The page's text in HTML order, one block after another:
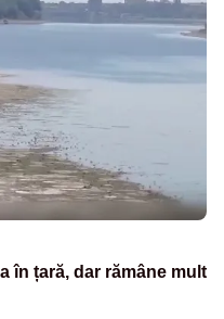
în țară, dar rămâne mult